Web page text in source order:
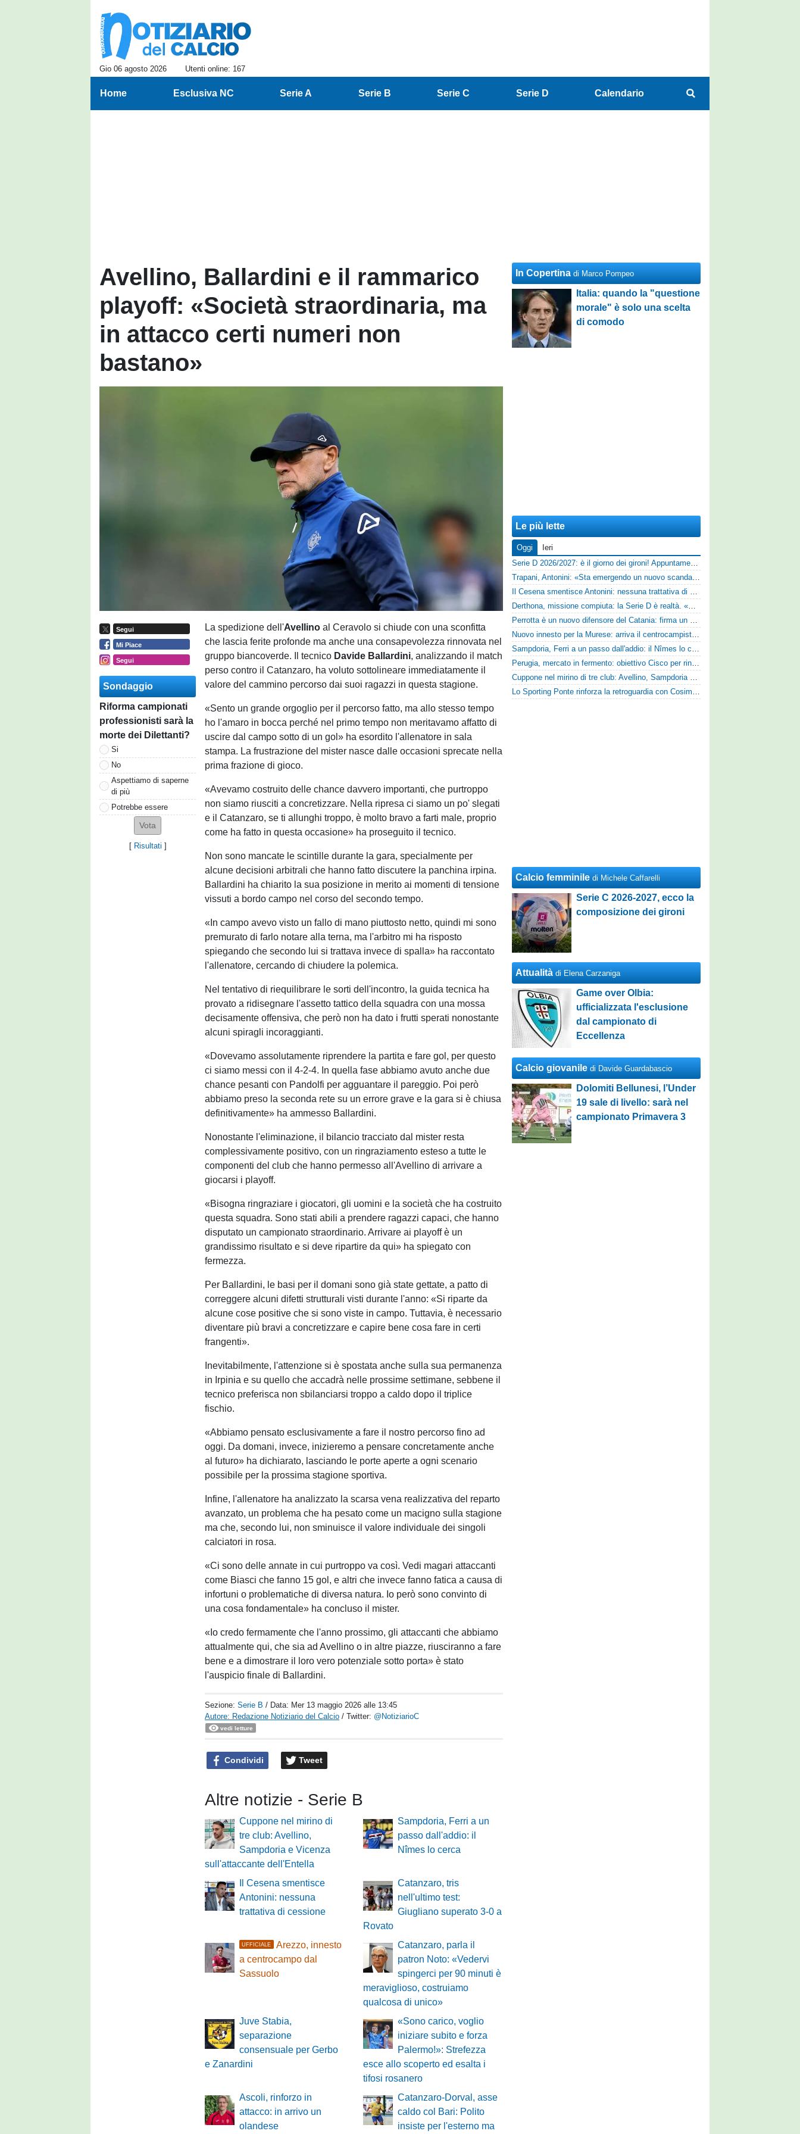
Gio 06 agosto 2026 Utenti online: 167
Home Esclusiva NC Serie A Serie B Serie C Serie D Calendario
Avellino, Ballardini e il rammarico
playoff: «Società straordinaria, ma
in attacco certi numeri non
bastano»
Segui
Mi Piace
Segui
Sondaggio
Riforma campionati
professionisti sarà la
morte dei Dilettanti?
Si
No
Aspettiamo di saperne
di più
Potrebbe essere
[ Risultati ]
La spedizione dell'Avellinoal Ceravolo si chiude con una sconfitta
che lascia ferite profonde ma anche una consapevolezza rinnovata nel
gruppo biancoverde. Il tecnico Davide Ballardini, analizzando il match
perso contro il Catanzaro, ha voluto sottolineare immediatamente il
valore del cammino percorso dai suoi ragazzi in questa stagione.
«Sento un grande orgoglio per il percorso fatto, ma allo stesso tempo
ho l'amaro in bocca perché nel primo tempo non meritavamo affatto di
uscire dal campo sotto di un gol» ha esordito l'allenatore in sala
stampa. La frustrazione del mister nasce dalle occasioni sprecate nella
prima frazione di gioco.
«Avevamo costruito delle chance davvero importanti, che purtroppo
non siamo riusciti a concretizzare. Nella ripresa ci siamo un po' slegati
e il Catanzaro, se ti allunghi troppo, è molto bravo a farti male, proprio
come ha fatto in questa occasione» ha proseguito il tecnico.
Non sono mancate le scintille durante la gara, specialmente per
alcune decisioni arbitrali che hanno fatto discutere la panchina irpina.
Ballardini ha chiarito la sua posizione in merito ai momenti di tensione
vissuti a bordo campo nel corso del secondo tempo.
«In campo avevo visto un fallo di mano piuttosto netto, quindi mi sono
premurato di farlo notare alla terna, ma l'arbitro mi ha risposto
spiegando che secondo lui si trattava invece di spalla» ha raccontato
l'allenatore, cercando di chiudere la polemica.
Nel tentativo di riequilibrare le sorti dell'incontro, la guida tecnica ha
provato a ridisegnare l'assetto tattico della squadra con una mossa
decisamente offensiva, che però non ha dato i frutti sperati nonostante
alcuni spiragli incoraggianti.
«Dovevamo assolutamente riprendere la partita e fare gol, per questo
ci siamo messi con il 4-2-4. In quella fase abbiamo avuto anche due
chance pesanti con Pandolfi per agguantare il pareggio. Poi però
abbiamo preso la seconda rete su un errore grave e la gara si è chiusa
definitivamente» ha ammesso Ballardini.
Nonostante l'eliminazione, il bilancio tracciato dal mister resta
complessivamente positivo, con un ringraziamento esteso a tutte le
componenti del club che hanno permesso all'Avellino di arrivare a
giocarsi i playoff.
«Bisogna ringraziare i giocatori, gli uomini e la società che ha costruito
questa squadra. Sono stati abili a prendere ragazzi capaci, che hanno
disputato un campionato straordinario. Arrivare ai playoff è un
grandissimo risultato e si deve ripartire da qui» ha spiegato con
fermezza.
Per Ballardini, le basi per il domani sono già state gettate, a patto di
correggere alcuni difetti strutturali visti durante l'anno: «Si riparte da
alcune cose positive che si sono viste in campo. Tuttavia, è necessario
diventare più bravi a concretizzare e capire bene cosa fare in certi
frangenti».
Inevitabilmente, l'attenzione si è spostata anche sulla sua permanenza
in Irpinia e su quello che accadrà nelle prossime settimane, sebbene il
tecnico preferisca non sbilanciarsi troppo a caldo dopo il triplice
fischio.
«Abbiamo pensato esclusivamente a fare il nostro percorso fino ad
oggi. Da domani, invece, inizieremo a pensare concretamente anche
al futuro» ha dichiarato, lasciando le porte aperte a ogni scenario
possibile per la prossima stagione sportiva.
Infine, l'allenatore ha analizzato la scarsa vena realizzativa del reparto
avanzato, un problema che ha pesato come un macigno sulla stagione
ma che, secondo lui, non sminuisce il valore individuale dei singoli
calciatori in rosa.
«Ci sono delle annate in cui purtroppo va così. Vedi magari attaccanti
come Biasci che fanno 15 gol, e altri che invece fanno fatica a causa di
infortuni o problematiche di diversa natura. Io però sono convinto di
una cosa fondamentale» ha concluso il mister.
«Io credo fermamente che l'anno prossimo, gli attaccanti che abbiamo
attualmente qui, che sia ad Avellino o in altre piazze, riusciranno a fare
bene e a dimostrare il loro vero potenziale sotto porta» è stato
l'auspicio finale di Ballardini.
Sezione:Serie B / Data: Mer 13 maggio 2026 alle 13:45
Autore: Redazione Notiziario del Calcio / Twitter: @NotiziarioC
vedi letture
Condividi Tweet
Altre notizie - Serie B
Cuppone nel mirino di
tre club: Avellino,
Sampdoria e Vicenza
sull'attaccante dell'Entella
Sampdoria, Ferri a un
passo dall'addio: il
Nîmes lo cerca
Il Cesena smentisce
Antonini: nessuna
trattativa di cessione
Catanzaro, tris
nell'ultimo test:
Giugliano superato 3-0 a
Rovato
UFFICIALE
Arezzo, innesto
a centrocampo dal
Sassuolo
Catanzaro, parla il
patron Noto: «Vedervi
spingerci per 90 minuti è
meraviglioso, costruiamo
qualcosa di unico»
Juve Stabia,
separazione
consensuale per Gerbo
e Zanardini
«Sono carico, voglio
iniziare subito e forza
Palermo!»: Strefezza
esce allo scoperto ed esalta i
tifosi rosanero
Ascoli, rinforzo in
attacco: in arrivo un
olandese
Catanzaro-Dorval, asse
caldo col Bari: Polito
insiste per l'esterno ma
In Copertina di Marco Pompeo
Italia: quando la "questione
morale" è solo una scelta
di comodo
Le più lette
Oggi
Ieri
Serie D 2026/2027: è il giorno dei gironi! Appuntamento fissato
Trapani, Antonini: «Sta emergendo un nuovo scandalo»
Il Cesena smentisce Antonini: nessuna trattativa di cessione
Derthona, missione compiuta: la Serie D è realtà. «Siamo una società seria»
Perrotta è un nuovo difensore del Catania: firma un contratto annuale
Nuovo innesto per la Murese: arriva il centrocampista Tomas Acosta
Sampdoria, Ferri a un passo dall'addio: il Nîmes lo cerca
Perugia, mercato in fermento: obiettivo Cisco per rinforzare la fascia
Cuppone nel mirino di tre club: Avellino, Sampdoria e Vicenza sull'attaccante dell'Entella
Lo Sporting Ponte rinforza la retroguardia con Cosimo Michele Rotondi
Calcio femminile di Michele Caffarelli
Serie C 2026-2027, ecco la
composizione dei gironi
Attualità di Elena Carzaniga
Game over Olbia:
ufficializzata l'esclusione
dal campionato di
Eccellenza
Calcio giovanile di Davide Guardabascio
Dolomiti Bellunesi, l’Under
19 sale di livello: sarà nel
campionato Primavera 3